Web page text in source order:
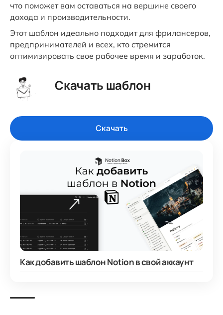
что поможет вам оставаться на вершине своего
дохода и производительности.
Этот шаблон идеально подходит для фрилансеров,
предпринимателей и всех, кто стремится
оптимизировать свое рабочее время и заработок.
Скачать шаблон
Скачать
Как добавить шаблон Notion в свой аккаунт